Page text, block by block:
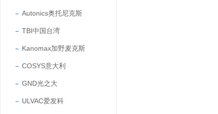
Autonics奥托尼克斯
TBI中国台湾
Kanomax加野麦克斯
COSYS意大利
GND光之大
ULVAC爱发科